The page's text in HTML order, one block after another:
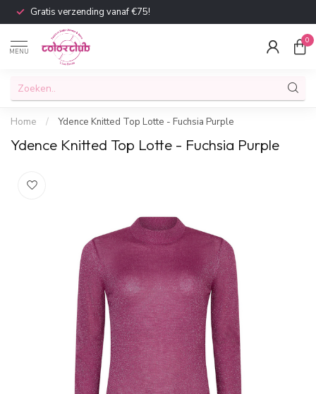
Gratis verzending vanaf €75!
MENU
0
Home / Ydence Knitted Top Lotte - Fuchsia Purple
Ydence Knitted Top Lotte - Fuchsia Purple